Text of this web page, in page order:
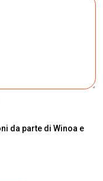
da parte di Winoa e